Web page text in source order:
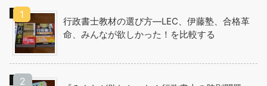
行政書士教材の選び方―LEC、伊藤塾、合格革
命、みんなが欲しかった！を比較する